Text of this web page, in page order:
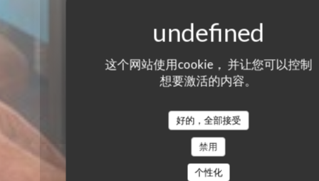
这个网站使用cookie， 并让您可以控制
想要激活的内容。
好的，全部接受
禁用
个性化